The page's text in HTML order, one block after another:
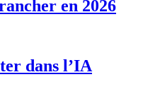
en 2026
dans l’IA